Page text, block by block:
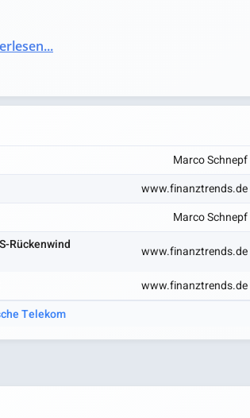
Marco Schnepf
www.finanztrends.de
Marco Schnepf
Rückenwind
www.finanztrends.de
www.finanztrends.de
Telekom